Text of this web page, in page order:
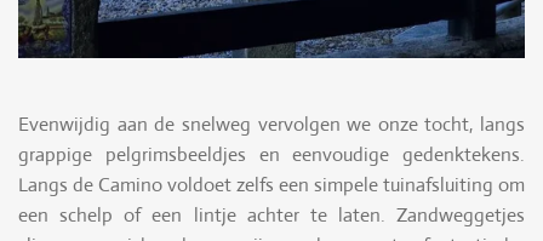
Evenwijdig aan de snelweg vervolgen we onze tocht, langs
grappige pelgrimsbeeldjes en eenvoudige gedenktekens.
Langs de Camino voldoet zelfs een simpele tuinafsluiting om
een schelp of een lintje achter te laten. Zandweggetjes